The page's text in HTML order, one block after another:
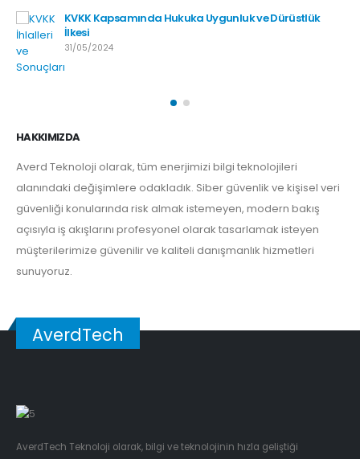
KVKK Kapsamında Hukuka Uygunluk ve Dürüstlük
İlkesi
31/05/2024
HAKKIMIZDA
Averd Teknoloji olarak, tüm enerjimizi bilgi teknolojileri
alanındaki değişimlere odakladık. Siber güvenlik ve kişisel veri
güvenliği konularında risk almak istemeyen, modern bakış
açısıyla iş akışlarını profesyonel olarak tasarlamak isteyen
müşterilerimize güvenilir ve kaliteli danışmanlık hizmetleri
sunuyoruz.
AverdTech
AverdTech Teknoloji olarak, bilgi ve teknolojinin hızla geliştiği